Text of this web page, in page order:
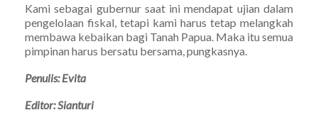
Kami sebagai gubernur saat ini mendapat ujian dalam
pengelolaan fiskal, tetapi kami harus tetap melangkah
membawa kebaikan bagi Tanah Papua. Maka itu semua
pimpinan harus bersatu bersama, pungkasnya.
Penulis: Evita
Editor: Sianturi